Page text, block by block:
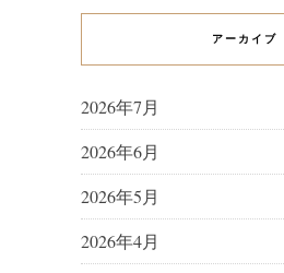
アーカイブ
2026年7月
2026年6月
2026年5月
2026年4月